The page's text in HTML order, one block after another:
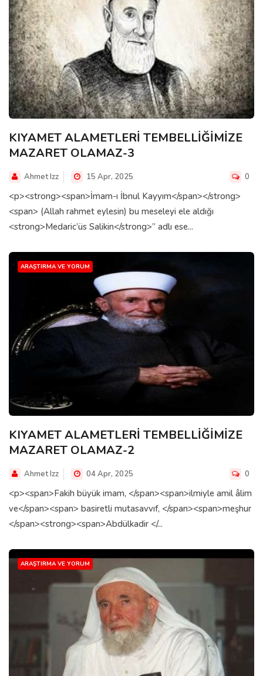
KIYAMET ALAMETLERİ TEMBELLİĞİMİZE
MAZARET OLAMAZ-3
Ahmet Izz 15 Apr, 2025 0
<p><strong><span>İmam-ı İbnul Kayyım</span></strong>
<span> (Allah rahmet eylesin) bu meseleyi ele aldığı
<strong>Medaric’üs Salikin</strong>” adlı ese...
ARAŞTIRMA VE YORUM
KIYAMET ALAMETLERİ TEMBELLİĞİMİZE
MAZARET OLAMAZ-2
Ahmet Izz 04 Apr, 2025 0
<p><span>Fakih büyük imam, </span><span>ilmiyle amil âlim
ve</span><span> basiretli mutasavvıf, </span><span>meşhur
</span><strong><span>Abdülkadir </...
ARAŞTIRMA VE YORUM